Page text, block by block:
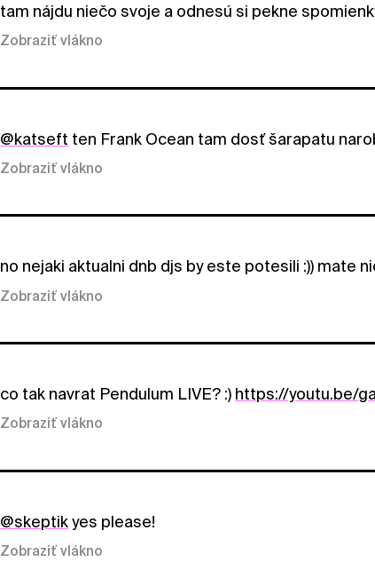
tam nájdu niečo svoje a odnesú si pekne
Zobraziť vlákno
@katseft ten Frank Ocean tam dosť šarapatu
Zobraziť vlákno
no nejaki aktualni dnb djs by este potesili :)) mate
Zobraziť vlákno
co tak navrat Pendulum LIVE? :) https://youtu.be/
Zobraziť vlákno
@skeptikyes please!
Zobraziť vlákno